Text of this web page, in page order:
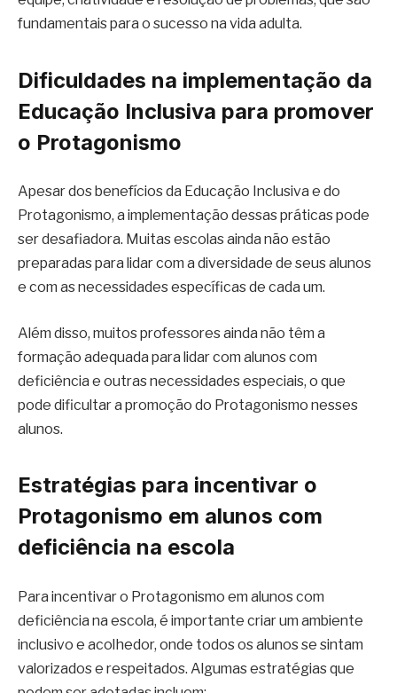
fundamentais para o sucesso na vida adulta.
Dificuldades na implementação da
Educação Inclusiva para promover
o Protagonismo
Apesar dos benefícios da Educação Inclusiva e do
Protagonismo, a implementação dessas práticas pode
ser desafiadora. Muitas escolas ainda não estão
preparadas para lidar com a diversidade de seus alunos
e com as necessidades específicas de cada um.
Além disso, muitos professores ainda não têm a
formação adequada para lidar com alunos com
deficiência e outras necessidades especiais, o que
pode dificultar a promoção do Protagonismo nesses
alunos.
Estratégias para incentivar o
Protagonismo em alunos com
deficiência na escola
Para incentivar o Protagonismo em alunos com
deficiência na escola, é importante criar um ambiente
inclusivo e acolhedor, onde todos os alunos se sintam
valorizados e respeitados. Algumas estratégias que